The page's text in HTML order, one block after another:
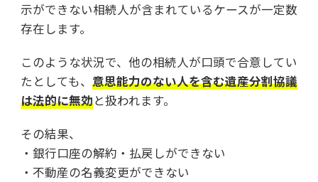
示ができない相続人が含まれているケースが一定数
存在します。
このような状況で、他の相続人が口頭で合意してい
たとしても、 意思能力のない人を含む遺産分割協議
は法的に無効と扱われます。
その結果、
・銀行口座の解約・払戻しができない
・不動産の名義変更ができない